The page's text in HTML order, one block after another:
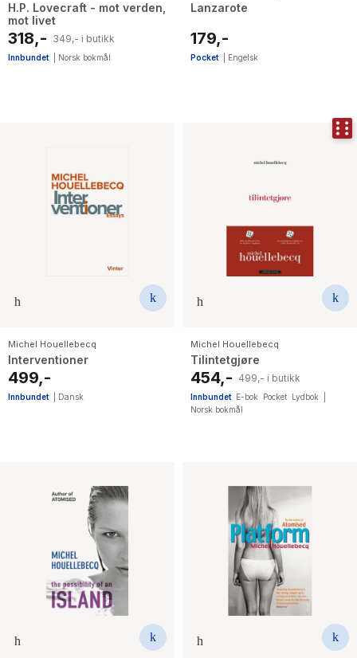
H.P. Lovecraft - mot verden,
mot livet
318,- 349,- i butikk
Innbundet Norsk bokmål
Lanzarote
179,-
Pocket Engelsk
Michel Houellebecq
Interventioner
499,-
Innbundet Dansk
Michel Houellebecq
Tilintetgjøre
454,- 499,- i butikk
Innbundet E-bok Pocket Lydbok
Norsk bokmål